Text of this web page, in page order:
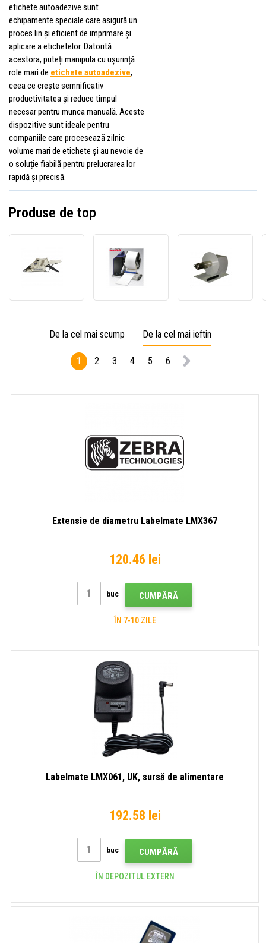
etichete autoadezive sunt
echipamente speciale care asigură un
proces lin și eficient de imprimare și
aplicare a etichetelor. Datorită
acestora, puteți manipula cu ușurință
role mari de etichete autoadezive,
ceea ce crește semnificativ
productivitatea și reduce timpul
necesar pentru munca manuală. Aceste
dispozitive sunt ideale pentru
companiile care procesează zilnic
volume mari de etichete și au nevoie de
o soluție fiabilă pentru prelucrarea lor
rapidă și precisă.
Produse de top
APN-
rebobinator
de
de
De la cel mai scump
De la cel mai ieftin
1 2 3 4 5 6
Extensie de diametru Labelmate LMX367
120.46 lei
buc CUMPĂRĂ
ÎN 7-10 ZILE
Labelmate LMX061, UK, sursă de alimentare
192.58 lei
buc CUMPĂRĂ
ÎN DEPOZITUL EXTERN